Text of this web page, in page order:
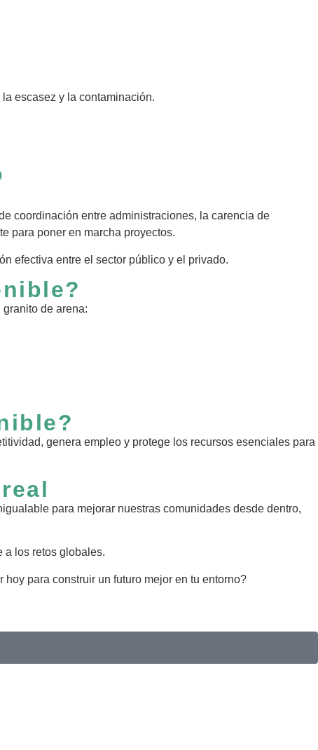
escasez y la contaminación.
coordinación entre administraciones, la carencia de
para poner en marcha proyectos.
efectiva entre el sector público y el privado.
de arena:
genera empleo y protege los recursos esenciales para
para mejorar nuestras comunidades desde dentro,
a los retos globales.
para construir un futuro mejor en tu entorno?